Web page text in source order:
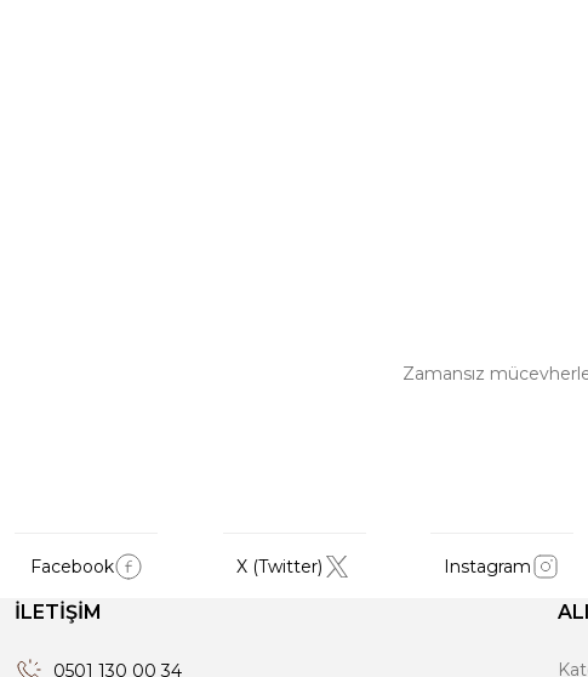
Zamansız
Facebook X (Twitter) Instagram
İLETİŞİM
0501 130 00 34